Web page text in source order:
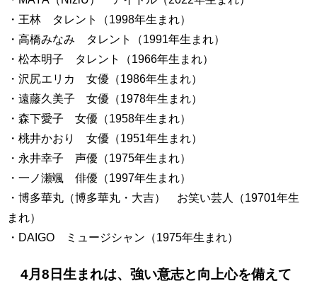
・王林 タレント（1998年生まれ）
・高橋みなみ タレント（1991年生まれ）
・松本明子 タレント（1966年生まれ）
・沢尻エリカ 女優（1986年生まれ）
・遠藤久美子 女優（1978年生まれ）
・森下愛子 女優（1958年生まれ）
・桃井かおり 女優（1951年生まれ）
・永井幸子 声優（1975年生まれ）
・一ノ瀬颯 俳優（1997年生まれ）
・博多華丸（博多華丸・大吉） お笑い芸人（19701年生
まれ）
・DAIGO ミュージシャン（1975年生まれ）
4月8日生まれは、強い意志と向上心を備えて